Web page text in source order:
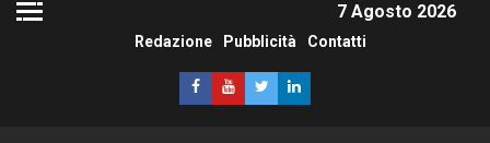
7 Agosto 2026
Redazione Pubblicità Contatti